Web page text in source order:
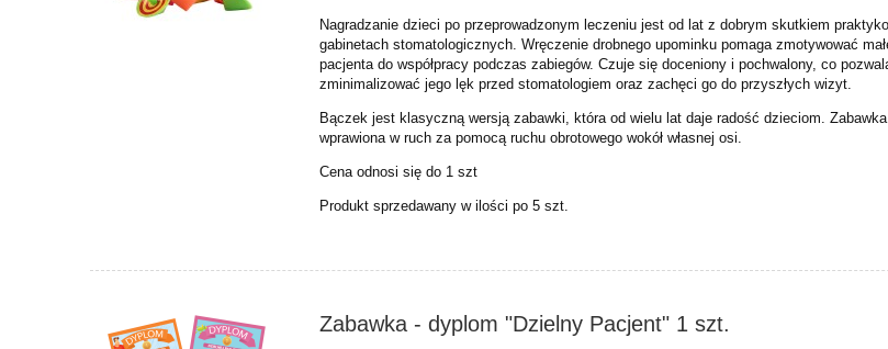
Nagradzanie dzieci po przeprowadzonym leczeniu jest od lat z dobrym skutkiem
gabinetach stomatologicznych. Wręczenie drobnego upominku pomaga zmotywować
pacjenta do współpracy podczas zabiegów. Czuje się doceniony i pochwalony, co
zminimalizować jego lęk przed stomatologiem oraz zachęci go do przyszłych wizyt.
Bączek jest klasyczną wersją zabawki, która od wielu lat daje radość dzieciom.
wprawiona w ruch za pomocą ruchu obrotowego wokół własnej osi.
Cena odnosi się do 1 szt
Produkt sprzedawany w ilości po 5 szt.
Zabawka - dyplom "Dzielny Pacjent" 1 szt.